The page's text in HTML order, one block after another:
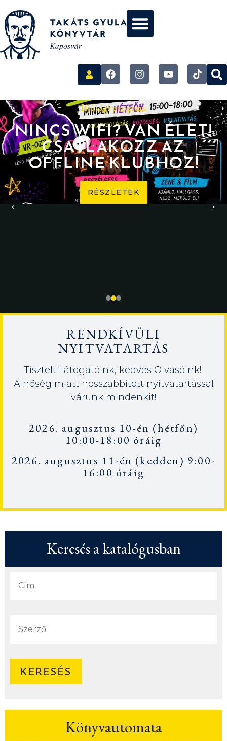
Ifjúsági program
NINCS WIFI? VAN ÉLET!
CSATLAKOZZ AZ
OFFLINE KLUBHOZ!
RÉSZLETEK
‹ ›
RENDKÍVÜLI
NYITVATARTÁS
Tisztelt Látogatóink, kedves Olvasóink!
A hőség miatt hosszabbított nyitvatartással
várunk mindenkit!
2026. augusztus 10-én (hétfőn)
10:00-18:00 óráig
2026. augusztus 11-én (kedden) 9:00-
16:00 óráig
Keresés a katalógusban
Könyvautomata